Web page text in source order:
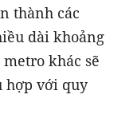
thành các
dài khoảng
khác sẽ
hợp với quy